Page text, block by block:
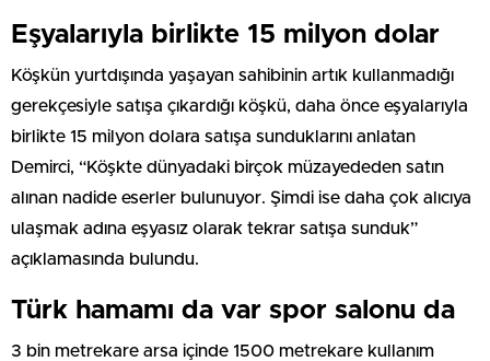
Eşyalarıyla birlikte 15 milyon dolar
Köşkün yurtdışında yaşayan sahibinin artık kullanmadığı
gerekçesiyle satışa çıkardığı köşkü, daha önce eşyalarıyla
birlikte 15 milyon dolara satışa sunduklarını anlatan
Demirci, “Köşkte dünyadaki birçok müzayededen satın
alınan nadide eserler bulunuyor. Şimdi ise daha çok alıcıya
ulaşmak adına eşyasız olarak tekrar satışa sunduk”
açıklamasında bulundu.
Türk hamamı da var spor salonu da
3 bin metrekare arsa içinde 1500 metrekare kullanım